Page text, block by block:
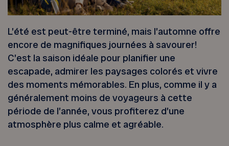
L’été est peut-être terminé, mais l’automne offre
encore de magnifiques journées à savourer!
C’est la saison idéale pour planifier une
escapade, admirer les paysages colorés et vivre
des moments mémorables. En plus, comme il y a
généralement moins de voyageurs à cette
période de l’année, vous profiterez d’une
atmosphère plus calme et agréable.